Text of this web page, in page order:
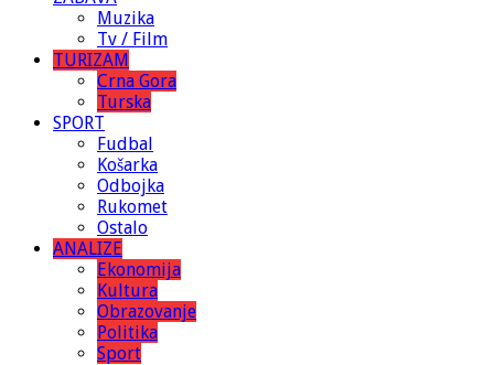
Muzika
Tv / Film
TURIZAM
Crna Gora
Turska
SPORT
Fudbal
Košarka
Odbojka
Rukomet
Ostalo
ANALIZE
Ekonomija
Kultura
Obrazovanje
Politika
Sport